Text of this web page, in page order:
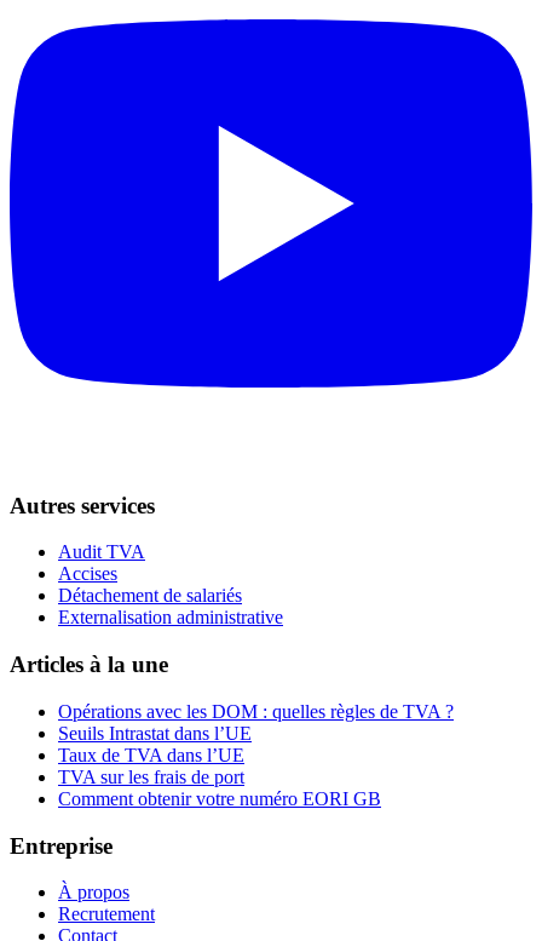
Autres services
Audit TVA
Accises
Détachement de salariés
Externalisation administrative
Articles à la une
Opérations avec les DOM : quelles règles de TVA ?
Seuils Intrastat dans l’UE
Taux de TVA dans l’UE
TVA sur les frais de port
Comment obtenir votre numéro EORI GB
Entreprise
À propos
Recrutement
Contact